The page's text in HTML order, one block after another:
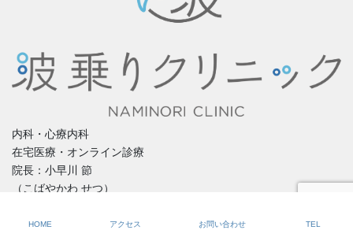
内科・心療内科
在宅医療・オンライン診療
院長：小早川 節
（こばやかわ せつ）
山口県宇部市東岐波丸尾4327番8
HOME アクセス お問い合わせ TEL